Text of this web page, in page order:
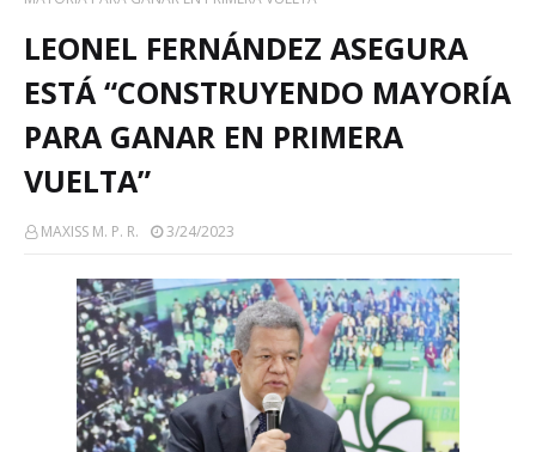
LEONEL FERNÁNDEZ ASEGURA
ESTÁ “CONSTRUYENDO MAYORÍA
PARA GANAR EN PRIMERA
VUELTA”
MAXISS M. P. R. 3/24/2023